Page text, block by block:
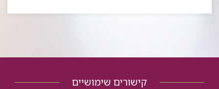
קישורים שימושיים